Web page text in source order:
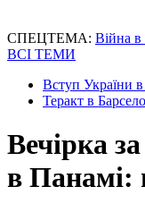
СПЕЦТЕМА: Війна в
ВСІ ТЕМИ
Вступ України
Теракт в
Вечірка
в Панамі: